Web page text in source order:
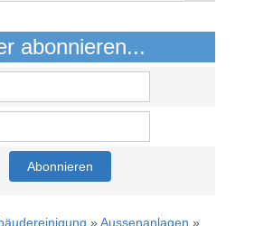
abonnieren...
» Aussenanlagen »